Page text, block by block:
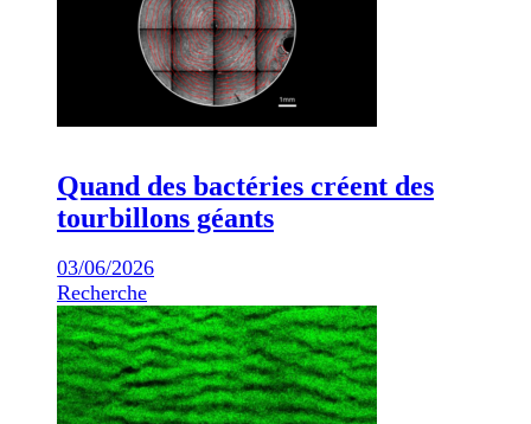
Quand des bactéries créent des
tourbillons géants
03/06/2026
Recherche